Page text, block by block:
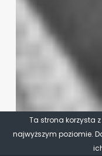
Ta strona korzysta
najwyższym poziomie.